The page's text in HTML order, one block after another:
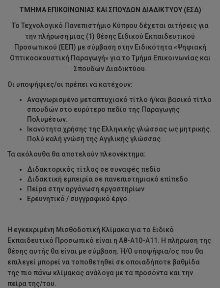
ΤΜΗΜΑ ΕΠΙΚΟΙΝΩΝΙΑΣ ΚΑΙ ΣΠΟΥΔΩΝ ΔΙΑΔΙΚΤΥΟΥ (ΕΣΔ)
Το Τεχνολογικό Πανεπιστήμιο Κύπρου δέχεται αιτήσεις για
την πλήρωση μιας (1) θέσης Ειδικού Εκπαιδευτικού
Προσωπικού (ΕΕΠ) με σύμβαση στην Ειδικότητα «Ψηφιακή
Οπτικοακουστική Παραγωγή» για το Τμήμα Επικοινωνίας και
Σπουδών Διαδικτύου.
Οι υποψήφιες/οι πρέπει να κατέχουν:
Αναγνωρισμένο μεταπτυχιακό τίτλο ή/και βασικό τίτλο
σπουδών στο ευρύτερο πεδίο της Παραγωγής
Πολυμέσων.
Ικανότητα χρήσης της Ελληνικής γλώσσας ως μητρικής.
Πολύ καλή γνώση της Αγγλικής γλώσσας.
Τα ακόλουθα θα αποτελούν πλεονέκτημα:
Διδακτορικός τίτλος σε συναφές πεδίο
Διδακτική εμπειρία σε πανεπιστημιακό επίπεδο
Πείρα στην οργάνωση εργαστηρίων
Ερευνητικό / συγγραφικό έργο.
Η εγκεκριμένη Μισθοδοτική Κλίμακα για το Ειδικό
Εκπαιδευτικό Προσωπικό είναι η Α8-Α10-Α11. Η πλήρωση της
θέσης αυτής θα είναι με σύμβαση. Η/Ο υποψήφια/ος που θα
επιλεγεί μπορεί να τοποθετηθεί σε οποιαδήποτε βαθμίδα
της πιο πάνω κλίμακας ανάλογα με τα προσόντα και την
πείρα της/του.